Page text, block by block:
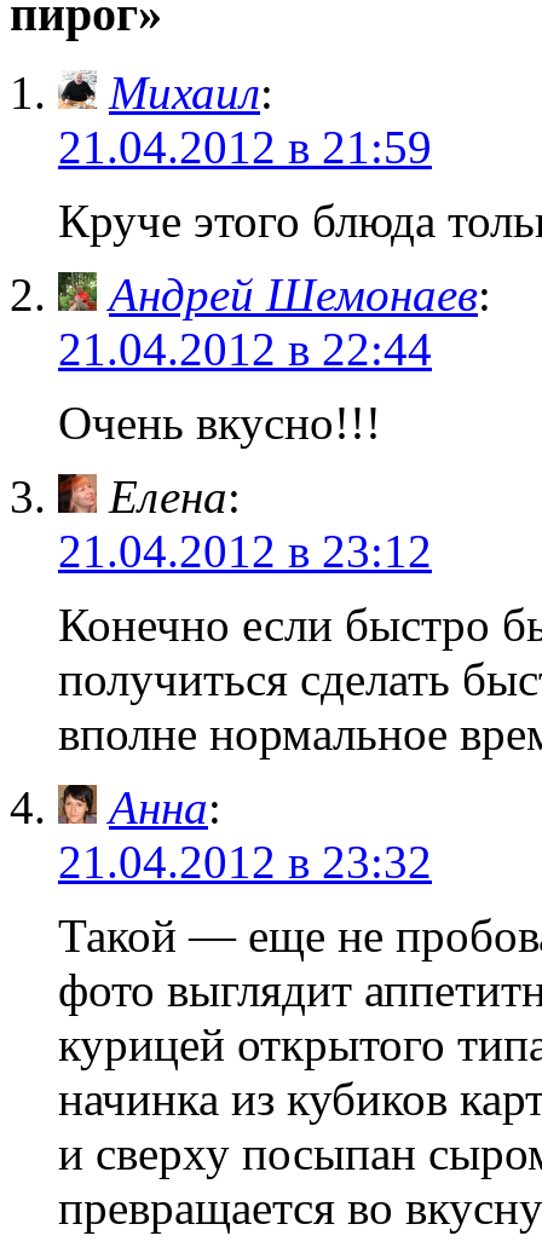
пирог»
Михаил:
21.04.2012 в 21:59
Круче этого блюда
Андрей Шемонаев:
21.04.2012 в 22:44
Очень вкусно!!!
Елена:
21.04.2012 в 23:12
Конечно если быстро
получиться сделать
вполне нормальное
Анна:
21.04.2012 в 23:32
Такой — еще не
фото выглядит
курицей открытого
начинка из кубиков
и сверху посыпан
превращается во